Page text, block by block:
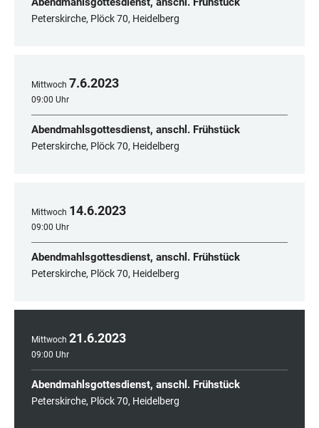
Peterskirche, Plöck 70, Heidelberg
Mittwoch 7.6.2023
09:00 Uhr
Abendmahlsgottesdienst, anschl. Frühstück
Peterskirche, Plöck 70, Heidelberg
Mittwoch 14.6.2023
09:00 Uhr
Abendmahlsgottesdienst, anschl. Frühstück
Peterskirche, Plöck 70, Heidelberg
Mittwoch 21.6.2023
09:00 Uhr
Abendmahlsgottesdienst, anschl. Frühstück
Peterskirche, Plöck 70, Heidelberg